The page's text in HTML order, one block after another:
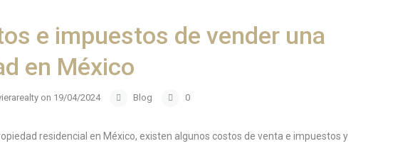
e impuestos de vender una
en México
on 19/04/2024 Blog 0
residencial en México, existen algunos costos de venta e impuestos y